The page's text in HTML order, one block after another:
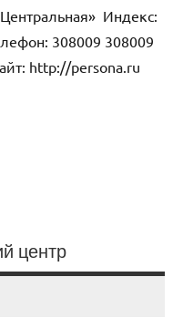
Индекс:
308009 308009
http://persona.ru
центр